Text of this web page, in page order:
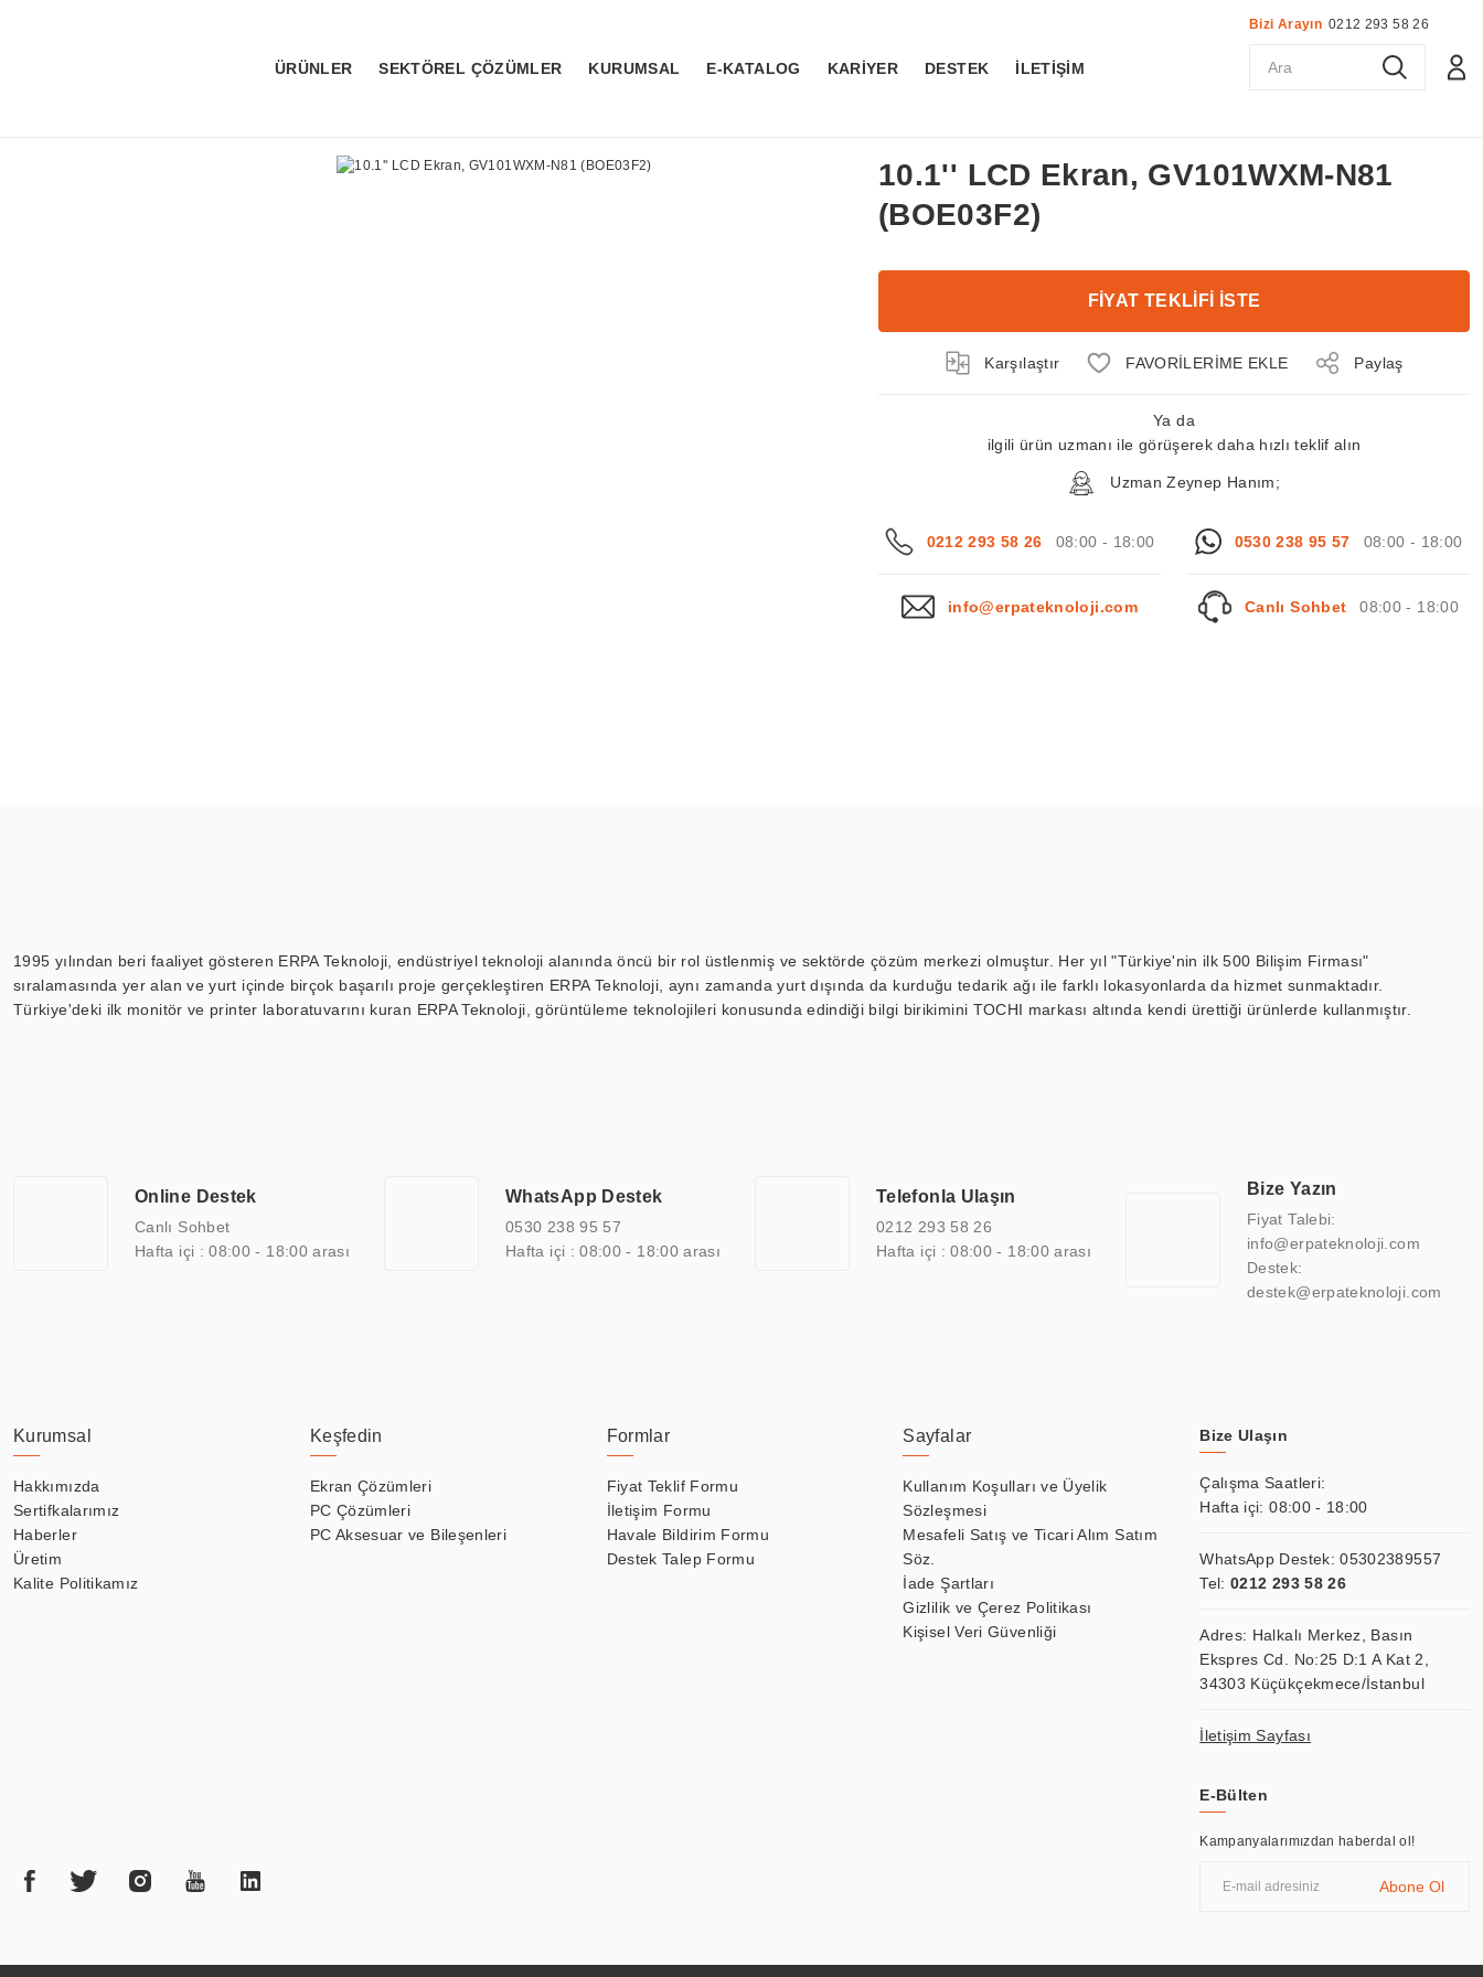
ÜRÜNLER SEKTÖREL ÇÖZÜMLER KURUMSAL E-KATALOG KARİYER DESTEK İLETİŞİM
Bizi Arayın 0212 293 58 26
10.1'' LCD Ekran, GV101WXM-N81
(BOE03F2)
FİYAT TEKLİFİ İSTE
Karşılaştır Paylaş
Ya da
ilgili ürün uzmanı ile görüşerek daha hızlı teklif alın
Uzman Zeynep Hanım;
0212 293 58 26 08:00 - 18:00 0530 238 95 57 08:00 - 18:00
info@erpateknoloji.com Canlı Sohbet 08:00 - 18:00
1995 yılından beri faaliyet gösteren ERPA Teknoloji, endüstriyel teknoloji alanında öncü bir rol üstlenmiş ve sektörde çözüm merkezi olmuştur. Her yıl "Türkiye'nin ilk 500 Bilişim Firması"
sıralamasında yer alan ve yurt içinde birçok başarılı proje gerçekleştiren ERPA Teknoloji, aynı zamanda yurt dışında da kurduğu tedarik ağı ile farklı lokasyonlarda da hizmet sunmaktadır.
Türkiye'deki ilk monitör ve printer laboratuvarını kuran ERPA Teknoloji, görüntüleme teknolojileri konusunda edindiği bilgi birikimini TOCHI markası altında kendi ürettiği ürünlerde kullanmıştır.
arasında yer almaktadır. ERPA Teknoloji, uluslararası standartlarda kalite belgelerine ve sertifikalara sahip olup, etik değerlere bağlı bir şekilde hareket etmektedir. Kaliteli ekipmanı, uzman kadroları,
yılların getirdiği bilgi ve tecrübe ile birleştiren ERPA Teknoloji, özel çözümleri ile iş ortaklarının öne çıkmasına ve sürekli gelişimine katkı sağlamaktadır.
Online Destek
Canlı Sohbet
Hafta içi : 08:00 - 18:00 arası
WhatsApp Destek
0530 238 95 57
Hafta içi : 08:00 - 18:00 arası
Telefonla Ulaşın
0212 293 58 26
Hafta içi : 08:00 - 18:00 arası
Bize Yazın
Fiyat Talebi:
info@erpateknoloji.com
Destek:
destek@erpateknoloji.com
Kurumsal
Hakkımızda
Sertifkalarımız
Haberler
Üretim
Kalite Politikamız
Keşfedin
Ekran Çözümleri
PC Çözümleri
PC Aksesuar ve Bileşenleri
Formlar
Fiyat Teklif Formu
İletişim Formu
Havale Bildirim Formu
Destek Talep Formu
Sayfalar
Kullanım Koşulları ve Üyelik
Sözleşmesi
Mesafeli Satış ve Ticari Alım Satım
Söz.
İade Şartları
Gizlilik ve Çerez Politikası
Kişisel Veri Güvenliği
Bize Ulaşın
Çalışma Saatleri:
Hafta içi: 08:00 - 18:00
WhatsApp Destek:05302389557
Tel: 0212 293 58 26
Adres: Halkalı Merkez, Basın
Ekspres Cd. No:25 D:1 A Kat 2,
34303 Küçükçekmece/İstanbul
İletişim Sayfası
E-Bülten
Kampanyalarımızdan haberdal ol!
Abone Ol